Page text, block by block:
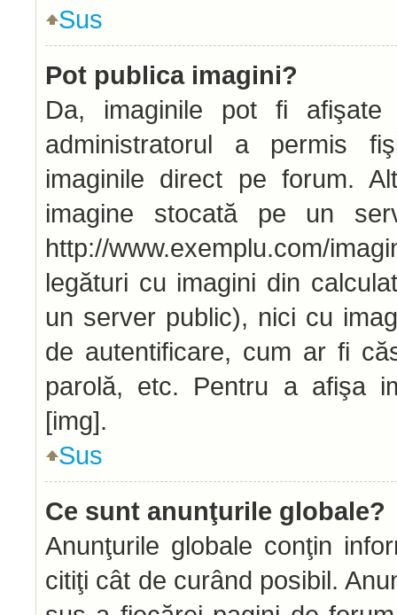
Sus
Pot publica imagini?
Da, imaginile pot fi afişate
administratorul a permis
imaginile direct pe forum.
imagine stocată pe un
http://www.exemplu.com/
legături cu imagini din
un server public), nici cu
de autentificare, cum ar fi
parolă, etc. Pentru a afişa
[img].
Sus
Ce sunt anunţurile globale?
Anunţurile globale conţin
citiţi cât de curând posibil.